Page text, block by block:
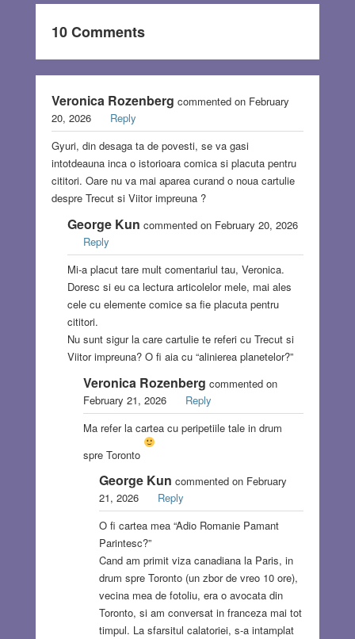
10 Comments
Veronica Rozenberg commented on February
20, 2026
Reply
Gyuri, din desaga ta de povesti, se va gasi
intotdeauna inca o istorioara comica si placuta pentru
cititori. Oare nu va mai aparea curand o noua cartulie
despre Trecut si Viitor impreuna ?
George Kun commented on February 20, 2026
Reply
Mi-a placut tare mult comentariul tau, Veronica.
Doresc si eu ca lectura articolelor mele, mai ales
cele cu elemente comice sa fie placuta pentru
cititori.
Nu sunt sigur la care cartulie te referi cu Trecut si
Viitor impreuna? O fi aia cu “alinierea planetelor?”
Veronica Rozenberg commented on
February 21, 2026
Reply
Ma refer la cartea cu peripetiile tale in drum
spre Toronto
George Kun commented on February
21, 2026
Reply
O fi cartea mea “Adio Romanie Pamant
Parintesc?”
Cand am primit viza canadiana la Paris, in
drum spre Toronto (un zbor de vreo 10 ore),
vecina mea de fotoliu, era o avocata din
Toronto, si am conversat in franceza mai tot
timpul. La sfarsitul calatoriei, s-a intamplat